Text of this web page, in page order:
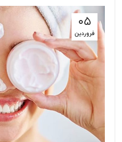
۰۵
فروردین